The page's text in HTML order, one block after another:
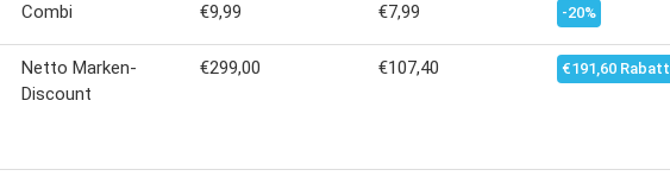
Combi €9,99 €7,99 -20%
Netto Marken-
Discount
€299,00 €107,40 €191,60 Rabatt